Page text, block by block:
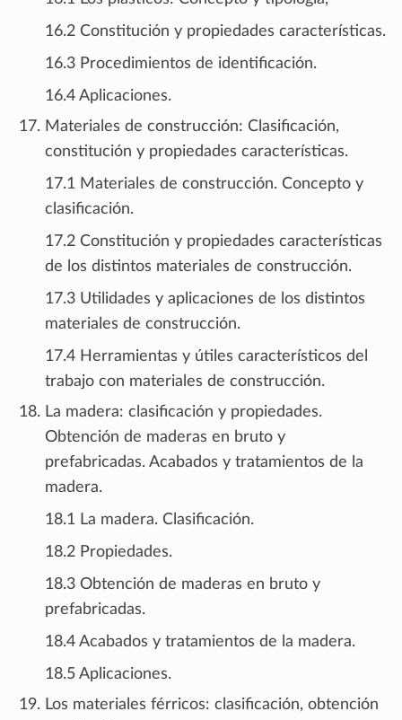
16.2 Constitución y propiedades características.
16.3 Procedimientos de identificación.
16.4 Aplicaciones.
Materiales de construcción: Clasificación,
constitución y propiedades características.
17.1 Materiales de construcción. Concepto y
clasificación.
17.2 Constitución y propiedades características
de los distintos materiales de construcción.
17.3 Utilidades y aplicaciones de los distintos
materiales de construcción.
17.4 Herramientas y útiles característicos del
trabajo con materiales de construcción.
La madera: clasificación y propiedades.
Obtención de maderas en bruto y
prefabricadas. Acabados y tratamientos de la
madera.
18.1 La madera. Clasificación.
18.2 Propiedades.
18.3 Obtención de maderas en bruto y
prefabricadas.
18.4 Acabados y tratamientos de la madera.
18.5 Aplicaciones.
Los materiales férricos: clasificación, obtención